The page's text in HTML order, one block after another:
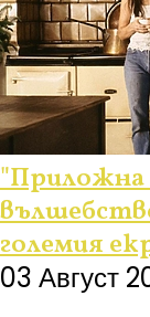
"Приложна
големия
03 Август